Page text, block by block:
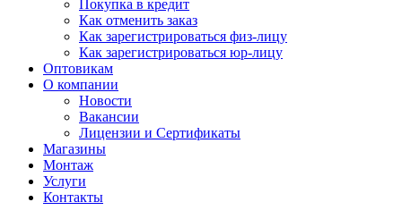
Покупка в кредит
Как отменить заказ
Как зарегистрироваться физ-лицу
Как зарегистрироваться юр-лицу
Оптовикам
О компании
Новости
Вакансии
Лицензии и Сертификаты
Магазины
Монтаж
Услуги
Контакты